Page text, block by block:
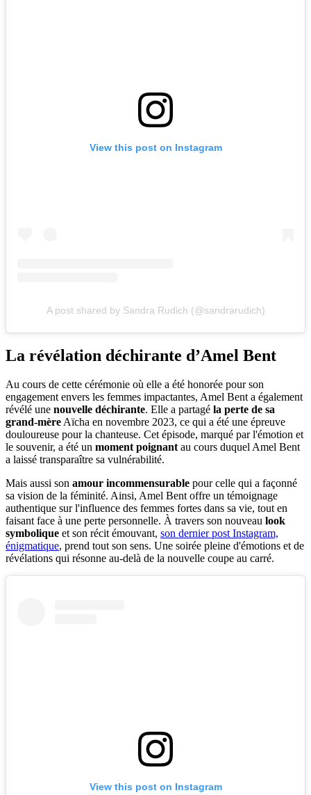
View this post on Instagram
A post shared by Sandra Rudich (@sandrarudich)
La révélation déchirante d’Amel Bent
Au cours de cette cérémonie où elle a été honorée pour son
engagement envers les femmes impactantes, Amel Bent a également
révélé une nouvelle déchirante. Elle a partagé la perte de sa
grand-mèreAïcha en novembre 2023, ce qui a été une épreuve
douloureuse pour la chanteuse. Cet épisode, marqué par l'émotion et
le souvenir, a été un moment poignantau cours duquel Amel Bent
a laissé transparaître sa vulnérabilité.
Mais aussi son amour incommensurable pour celle qui a façonné
sa vision de la féminité. Ainsi, Amel Bent offre un témoignage
authentique sur l'influence des femmes fortes dans sa vie, tout en
faisant face à une perte personnelle. À travers son nouveau look
symbolique et son récit émouvant, son dernier post Instagram,
énigmatique, prend tout son sens. Une soirée pleine d'émotions et de
révélations qui résonne au-delà de la nouvelle coupe au carré.
View this post on Instagram